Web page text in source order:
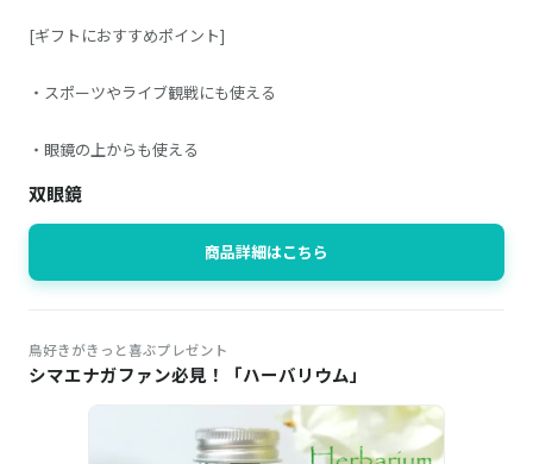
[ギフトにおすすめポイント]
・スポーツやライブ観戦にも使える
・眼鏡の上からも使える
双眼鏡
商品詳細はこちら
鳥好きがきっと喜ぶプレゼント
シマエナガファン必見！「ハーバリウム」